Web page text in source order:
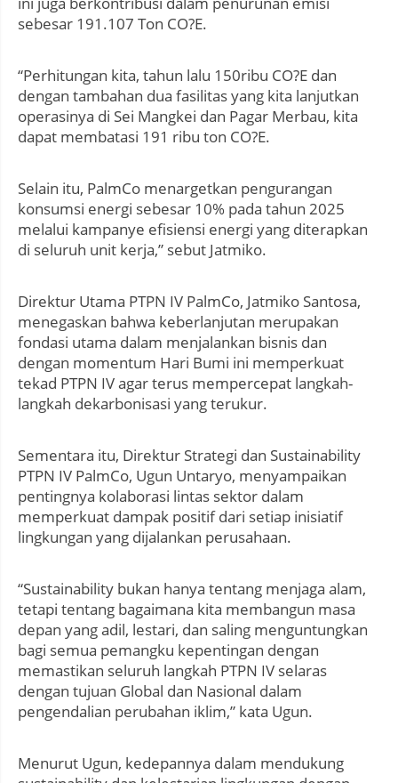
sebesar 191.107 Ton CO?E.
“Perhitungan kita, tahun lalu 150ribu CO?E dan
dengan tambahan dua fasilitas yang kita lanjutkan
operasinya di Sei Mangkei dan Pagar Merbau, kita
dapat membatasi 191 ribu ton CO?E.
Selain itu, PalmCo menargetkan pengurangan
konsumsi energi sebesar 10% pada tahun 2025
melalui kampanye efisiensi energi yang diterapkan
di seluruh unit kerja,” sebut Jatmiko.
Direktur Utama PTPN IV PalmCo, Jatmiko Santosa,
menegaskan bahwa keberlanjutan merupakan
fondasi utama dalam menjalankan bisnis dan
dengan momentum Hari Bumi ini memperkuat
tekad PTPN IV agar terus mempercepat langkah-
langkah dekarbonisasi yang terukur.
Sementara itu, Direktur Strategi dan Sustainability
PTPN IV PalmCo, Ugun Untaryo, menyampaikan
pentingnya kolaborasi lintas sektor dalam
memperkuat dampak positif dari setiap inisiatif
lingkungan yang dijalankan perusahaan.
“Sustainability bukan hanya tentang menjaga alam,
tetapi tentang bagaimana kita membangun masa
depan yang adil, lestari, dan saling menguntungkan
bagi semua pemangku kepentingan dengan
memastikan seluruh langkah PTPN IV selaras
dengan tujuan Global dan Nasional dalam
pengendalian perubahan iklim,” kata Ugun.
Menurut Ugun, kedepannya dalam mendukung